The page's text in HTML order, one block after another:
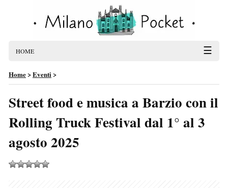
HOME ☰
Home>Eventi>
Street food e musica a Barzio con il
Rolling Truck Festival dal 1° al 3
agosto 2025